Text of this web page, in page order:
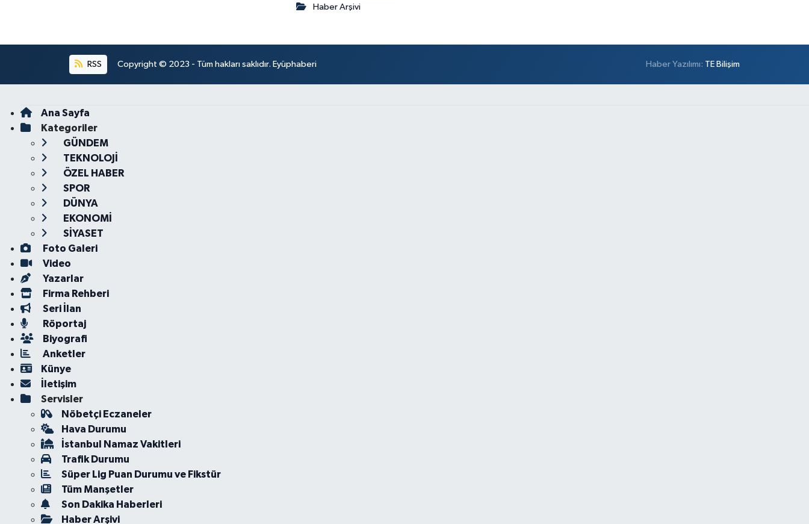
Haber Arşivi
RSS Copyright © 2023 - Tüm hakları saklıdır. Eyüphaberi Haber Yazılımı: TE Bilişim
Ana Sayfa
Kategoriler
GÜNDEM
TEKNOLOJİ
ÖZEL HABER
SPOR
DÜNYA
EKONOMİ
SİYASET
Foto Galeri
Video
Yazarlar
Firma Rehberi
Seri İlan
Röportaj
Biyografi
Anketler
Künye
İletişim
Servisler
Nöbetçi Eczaneler
Hava Durumu
İstanbul Namaz Vakitleri
Trafik Durumu
Süper Lig Puan Durumu ve Fikstür
Tüm Manşetler
Son Dakika Haberleri
Haber Arşivi